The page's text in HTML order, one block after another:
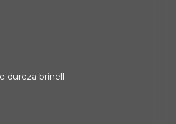
dureza brinell